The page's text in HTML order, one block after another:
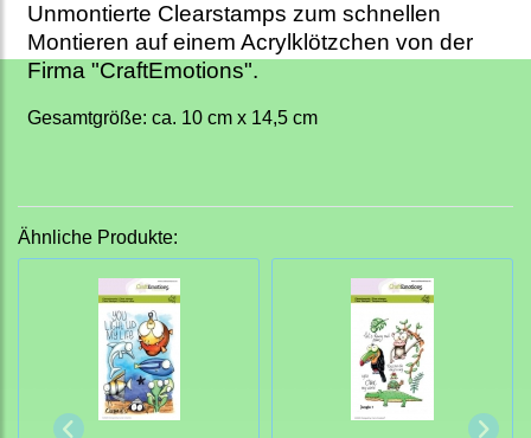
Unmontierte Clearstamps zum schnellen
Montieren auf einem Acrylklötzchen von der
Firma "CraftEmotions".
Gesamtgröße: ca. 10 cm x 14,5 cm
Ähnliche Produkte: